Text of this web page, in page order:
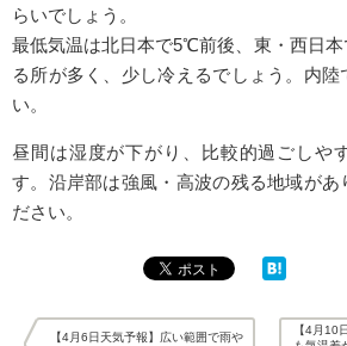
らいでしょう。
最低気温は北日本で5℃前後、東・西日
る所が多く、少し冷えるでしょう。内陸
い。
昼間は湿度が下がり、比較的過ごしや
す。沿岸部は強風・高波の残る地域があ
ださい。
【4月6日天気予報】広い範囲で雨や
【4月10